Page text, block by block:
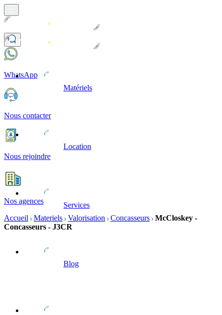
Matériels
Location
Services
Blog
WhatsApp
Nous contacter
Nous rejoindre
Nos agences
Accueil
Materiels Valorisation Concasseurs
McCloskey -
Concasseurs - J3CR